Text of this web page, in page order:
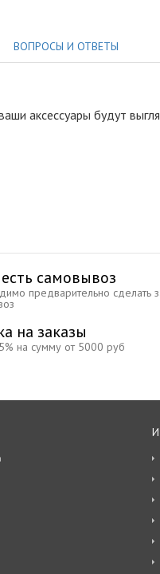
ВОПРОСЫ И ОТВЕТЫ
аксессуары будут
самовывоз
предварительно сделать
на заказы
на сумму от 5000 руб